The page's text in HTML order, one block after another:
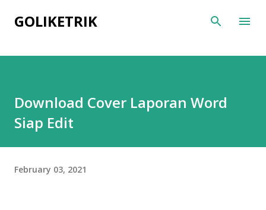
Skip to main content
GOLIKETRIK
Download Cover Laporan Word
Siap Edit
February 03, 2021